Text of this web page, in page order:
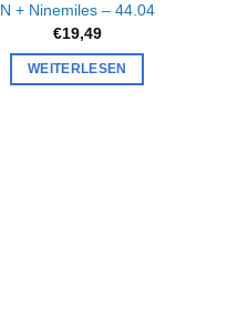
N + Ninemiles – 44.04
€19,49
WEITERLESEN